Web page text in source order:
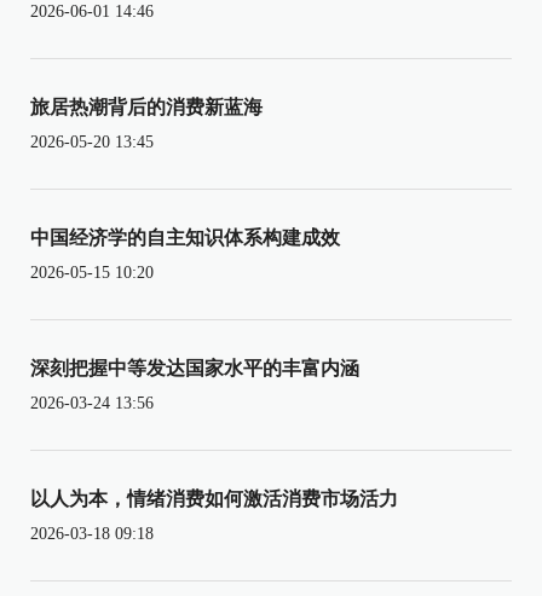
2026-06-01 14:46
旅居热潮背后的消费新蓝海
2026-05-20 13:45
中国经济学的自主知识体系构建成效
2026-05-15 10:20
深刻把握中等发达国家水平的丰富内涵
2026-03-24 13:56
以人为本，情绪消费如何激活消费市场活力
2026-03-18 09:18